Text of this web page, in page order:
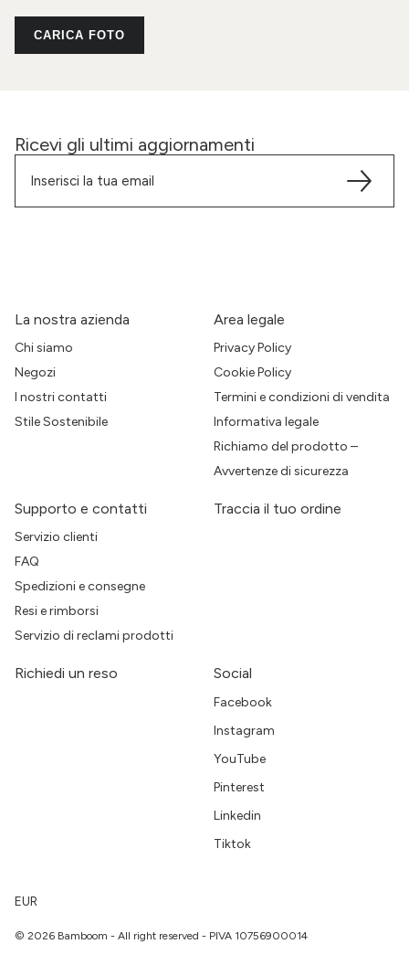
CARICA FOTO
Ricevi gli ultimi aggiornamenti
La nostra azienda
Chi siamo
Negozi
I nostri contatti
Stile Sostenibile
Area legale
Privacy Policy
Cookie Policy
Termini e condizioni di vendita
Informativa legale
Richiamo del prodotto –
Avvertenze di sicurezza
Supporto e contatti
Servizio clienti
FAQ
Spedizioni e consegne
Resi e rimborsi
Servizio di reclami prodotti
Traccia il tuo ordine
Richiedi un reso Social
Facebook
Instagram
YouTube
Pinterest
Linkedin
Tiktok
EUR
© 2026 Bamboom - All right reserved - PIVA 10756900014